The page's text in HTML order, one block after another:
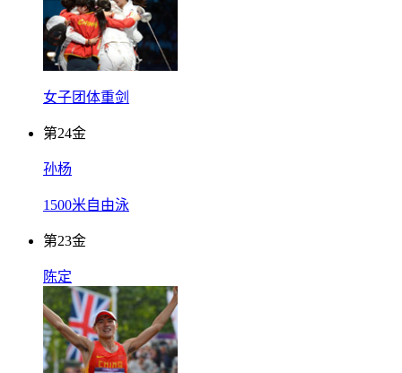
女子团体重剑
第24金
孙杨
1500米自由泳
第23金
陈定